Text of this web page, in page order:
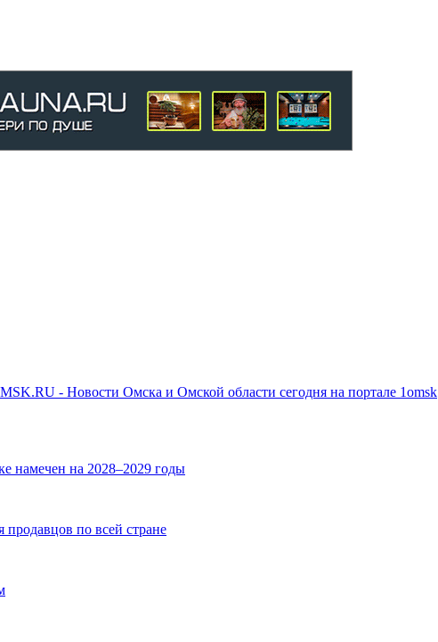
- Новости Омска и Омской области сегодня на портале 1omsk
намечен на 2028–2029 годы
продавцов по всей стране